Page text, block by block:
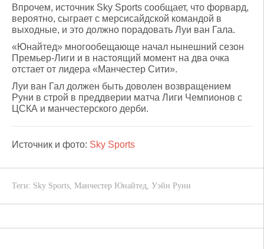
Впрочем, источник Sky Sports сообщает, что форвард,
вероятно, сыграет с мерсисайдской командой в
выходные, и это должно порадовать Луи ван Гала.
«Юнайтед» многообещающе начал нынешний сезон
Премьер-Лиги и в настоящий момент на два очка
отстает от лидера «Манчестер Сити».
Луи ван Гал должен быть доволен возвращением
Руни в строй в преддверии матча Лиги Чемпионов с
ЦСКА и манчестерского дерби.
Источник и фото: Sky Sports
Теги: Sky Sports, Манчестер Юнайтед, Уэйн Руни